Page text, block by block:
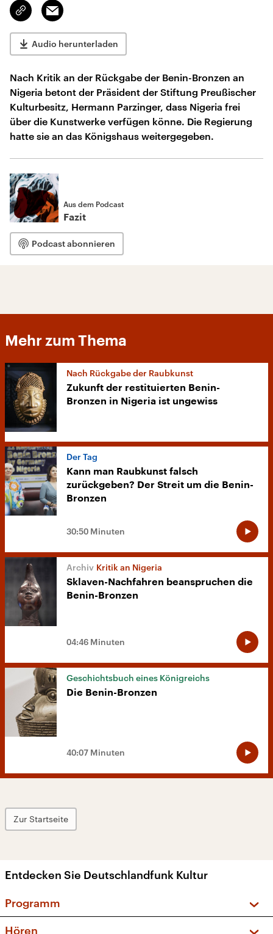
Link
kopieren/teilen
Email
Audio herunterladen
Nach Kritik an der Rückgabe der Benin-Bronzen an
Nigeria betont der Präsident der Stiftung Preußischer
Kulturbesitz, Hermann Parzinger, dass Nigeria frei
über die Kunstwerke verfügen könne. Die Regierung
hatte sie an das Königshaus weitergegeben.
Aus dem Podcast
Fazit
Podcast abonnieren
Mehr zum Thema
Nach Rückgabe der Raubkunst
Zukunft der restituierten Benin-
Bronzen in Nigeria ist ungewiss
Der Tag
Kann man Raubkunst falsch
zurückgeben? Der Streit um die Benin-
Bronzen
30:50 Minuten
Kritik an Nigeria
Sklaven-Nachfahren beanspruchen die
Benin-Bronzen
04:46 Minuten
Geschichtsbuch eines Königreichs
Die Benin-Bronzen
40:07 Minuten
Zur Startseite
Entdecken Sie Deutschlandfunk Kultur
Programm
Hören